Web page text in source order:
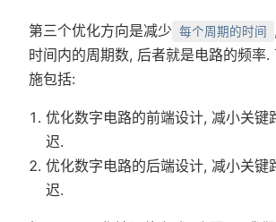
第三个优化方向是减少 每个周期的时间
时间内的周期数, 后者就是电路的频率.
施包括:
优化数字电路的前端设计, 减小关键
迟.
优化数字电路的后端设计, 减小关键
迟.